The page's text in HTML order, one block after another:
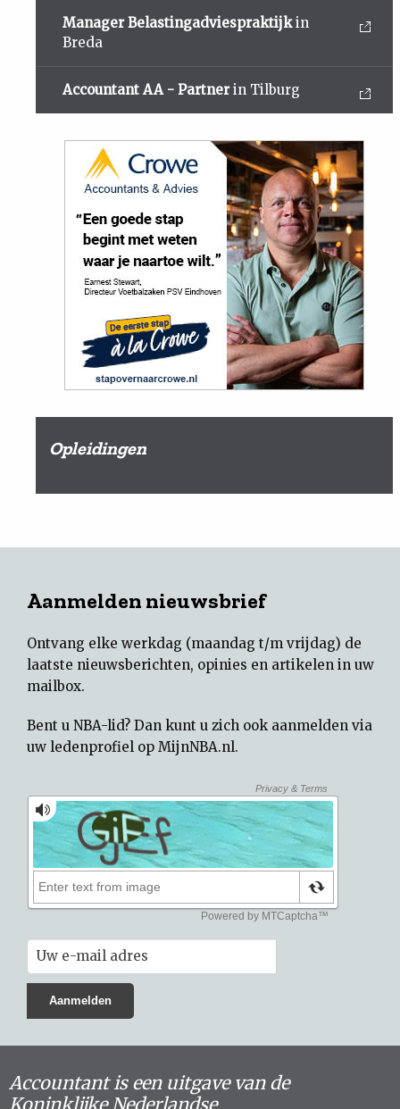
Manager Belastingadviespraktijkin
Breda
Accountant AA - Partner in Tilburg
Opleidingen
Aanmelden nieuwsbrief
Ontvang elke werkdag (maandag t/m vrijdag) de
laatste nieuwsberichten, opinies en artikelen in uw
mailbox.
Bent u NBA-lid? Dan kunt u zich ook aanmelden via
uw ledenprofiel op MijnNBA.nl.
Accountant is een uitgave van de
Koninklijke Nederlandse